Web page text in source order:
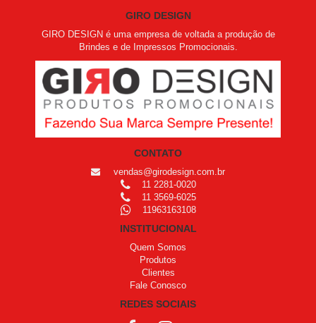
GIRO DESIGN
GIRO DESIGN é uma empresa de voltada a produção de
Brindes e de Impressos Promocionais.
CONTATO
vendas@girodesign.com.br
11 2281-0020
11 3569-6025
11963163108
INSTITUCIONAL
Quem Somos
Produtos
Clientes
Fale Conosco
REDES SOCIAIS